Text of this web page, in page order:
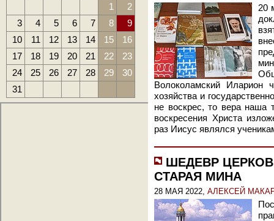
1
2
3
4 5 6 7 8
9
10
11 12 13 14 15
16
17
18 19 20 21 22
23
24
25 26 27 28 29
30
31
20
Волоколамский Иларион
хозяйства и
не воскрес, то вера наша
воскресения Христа
раз Иисус являлся
ШЕДЕВР
СТАРАЯ МИНА
28 МАЯ 2022, АЛЕКСЕЙ